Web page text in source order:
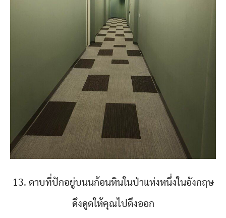
13. ดาบที่ปักอยู่บนนก้อนหินในป่าแห่งหนึ่งในอังกฤษ
ดึงดูดให้คุณไปดึงออก